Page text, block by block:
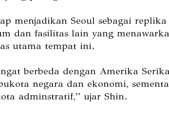
menjadikan Seoul sebagai
dan fasilitas lain yang
utama tempat ini.
berbeda dengan Amerika
negara dan ekonomi,
adminstratif,” ujar Shin.